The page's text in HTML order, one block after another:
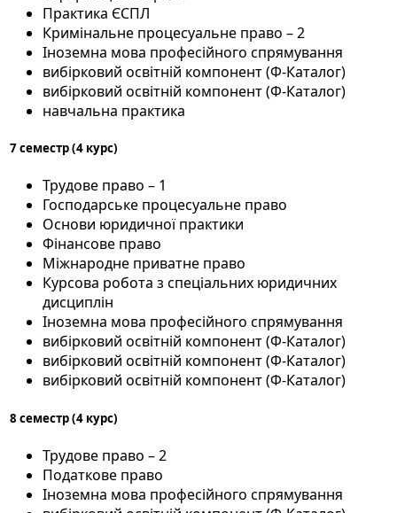
Практика ЄСПЛ
Кримінальне процесуальне право – 2
Іноземна мова професійного спрямування
вибірковий освітній компонент (Ф-Каталог)
вибірковий освітній компонент (Ф-Каталог)
навчальна практика
7 семестр (4 курс)
Трудове право – 1
Господарське процесуальне право
Основи юридичної практики
Фінансове право
Міжнародне приватне право
Курсова робота з спеціальних юридичних
дисциплін
Іноземна мова професійного спрямування
вибірковий освітній компонент (Ф-Каталог)
вибірковий освітній компонент (Ф-Каталог)
вибірковий освітній компонент (Ф-Каталог)
8 семестр (4 курс)
Трудове право – 2
Податкове право
Іноземна мова професійного спрямування